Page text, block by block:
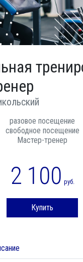
разовое посещение
свободное посещение
Мастер-тренер
2 100 руб.
Купить